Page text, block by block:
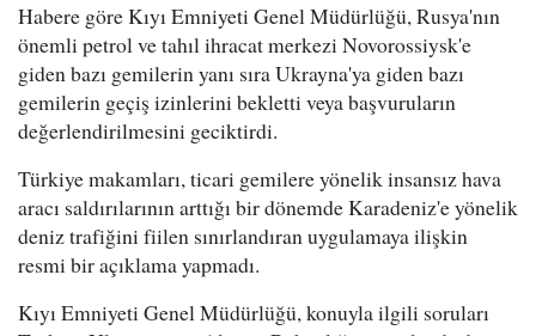
Habere göre Kıyı Emniyeti Genel Müdürlüğü, Rusya'nın
önemli petrol ve tahıl ihracat merkezi Novorossiysk'e
giden bazı gemilerin yanı sıra Ukrayna'ya giden bazı
gemilerin geçiş izinlerini bekletti veya başvuruların
değerlendirilmesini geciktirdi.
Türkiye makamları, ticari gemilere yönelik insansız hava
aracı saldırılarının arttığı bir dönemde Karadeniz'e yönelik
deniz trafiğini fiilen sınırlandıran uygulamaya ilişkin
resmi bir açıklama yapmadı.
Kıyı Emniyeti Genel Müdürlüğü, konuyla ilgili soruları